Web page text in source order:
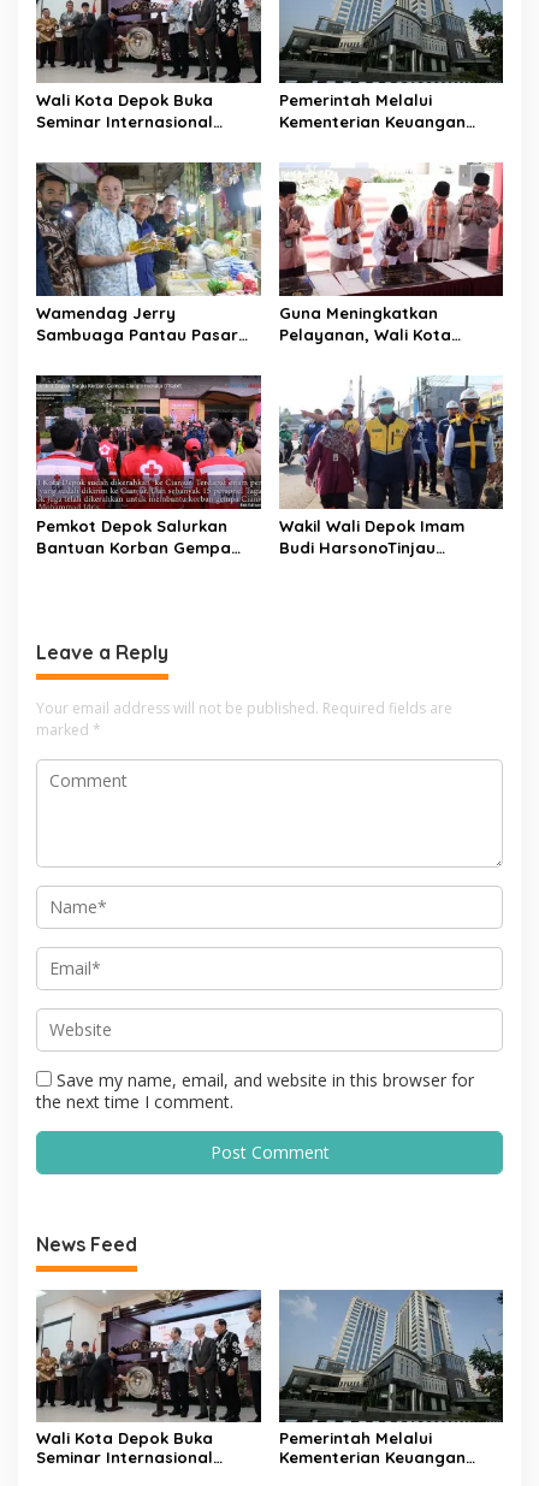
g
a
t
i
o
n
Wali Kota Depok Buka
Seminar Internasional
Workshop 2023
Pemerintah Melalui
Kementerian Keuangan
Mencapai 60-80 Persen
Wamendag Jerry
Sambuaga Pantau Pasar
Ketersediaan Bapok Aman
dan Harga Terkendali
Guna Meningkatkan
Pelayanan, Wali Kota
Resmikan Rehabilitasi 11
Kantor Pemerintahan
Pemkot Depok Salurkan
Bantuan Korban Gempa
Wakil Wali Depok Imam
Budi HarsonoTinjau
Leave a Reply
Your email address will not be published. Required fields are
marked *
Save my name, email, and website in this browser for
the next time I comment.
News Feed
Wali Kota Depok Buka
Seminar Internasional
Pemerintah Melalui
Kementerian Keuangan